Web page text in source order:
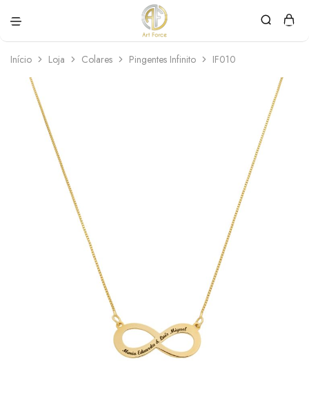
Force
personalizadas
Início Loja Colares Pingentes Infinito IF010